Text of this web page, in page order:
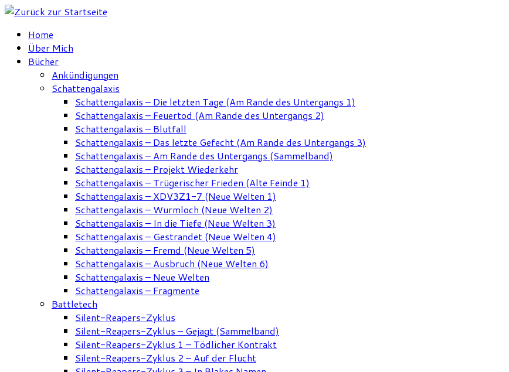
Zum
springenHome
Über Mich
Bücher
Ankündigungen
Schattengalaxis
Schattengalaxis – Die letzten Tage (Am Rande des Untergangs 1)
Schattengalaxis – Feuertod (Am Rande des Untergangs 2)
Schattengalaxis – Blutfall
Schattengalaxis – Das letzte Gefecht (Am Rande des Untergangs 3)
Schattengalaxis – Am Rande des Untergangs (Sammelband)
Schattengalaxis – Projekt Wiederkehr
Schattengalaxis – Trügerischer Frieden (Alte Feinde 1)
Schattengalaxis – XDV3Z1-7 (Neue Welten 1)
Schattengalaxis – Wurmloch (Neue Welten 2)
Schattengalaxis – In die Tiefe (Neue Welten 3)
Schattengalaxis – Gestrandet (Neue Welten 4)
Schattengalaxis – Fremd (Neue Welten 5)
Schattengalaxis – Ausbruch (Neue Welten 6)
Schattengalaxis – Neue Welten
Schattengalaxis – Fragmente
Battletech
Silent-Reapers-Zyklus
Silent-Reapers-Zyklus – Gejagt (Sammelband)
Silent-Reapers-Zyklus 1 – Tödlicher Kontrakt
Silent-Reapers-Zyklus 2 – Auf der Flucht